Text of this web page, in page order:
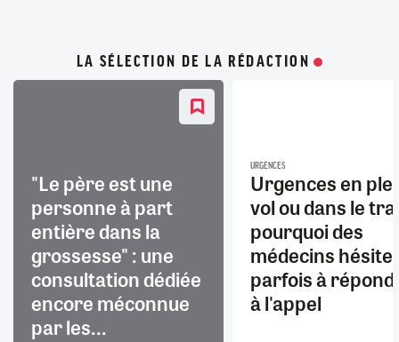
LA SÉLECTION DE LA RÉDACTION
"Le père est une
personne à part
entière dans la
grossesse" : une
consultation dédiée
encore méconnue
par les...
URGENCES
Urgences en
vol ou dans le
pourquoi des
médecins
parfois à
à l'appel